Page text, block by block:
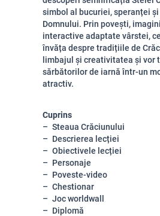
simbol al bucuriei, speranței
Domnului. Prin povești,
interactive adaptate vârstei,
învăța despre tradițiile de
limbajul și creativitatea și vor
sărbătorilor de iarnă într-un
atractiv.
Cuprins
Steaua Crăciunului
Descrierea lecției
Obiectivele lecției
Personaje
Poveste-video
Chestionar
Joc worldwall
Diplomă